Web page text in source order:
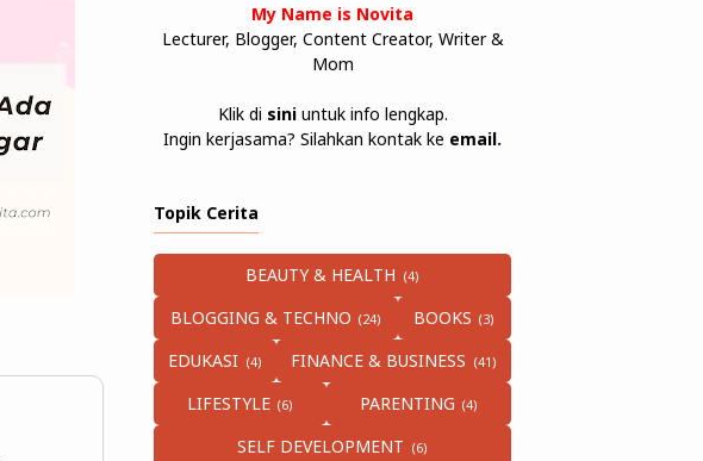
My Name is Novita
Lecturer, Blogger, Content Creator, Writer &
Mom
Klik di sini untuk info lengkap.
Ingin kerjasama? Silahkan kontak ke email.
Topik Cerita
BEAUTY & HEALTH
BLOGGING & TECHNO
BOOKS
EDUKASI
FINANCE & BUSINESS
LIFESTYLE
PARENTING
SELF DEVELOPMENT